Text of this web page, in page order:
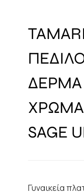
ΔΕΡΜΑ
ΧΡΩΜΑ
SAGE
Γυναικεία